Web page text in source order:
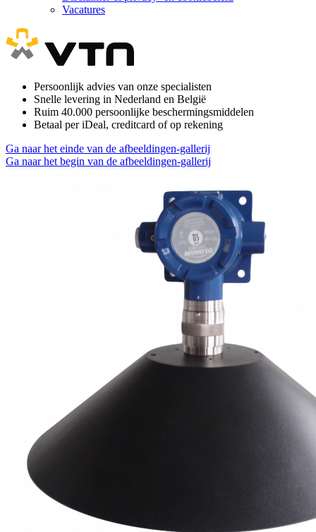
Vacatures
Persoonlijk advies van onze specialisten
Snelle levering in Nederland en België
Ruim 40.000 persoonlijke beschermingsmiddelen
Betaal per iDeal, creditcard of op rekening
Ga naar het einde van de afbeeldingen-gallerij
Ga naar het begin van de afbeeldingen-gallerij